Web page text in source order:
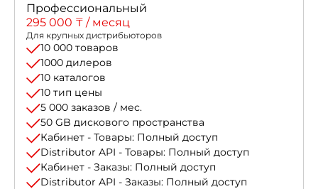
Профессиональный
295 000 ₸ / месяц
Для крупных дистрибьюторов
10 000 товаров
1000 дилеров
10 каталогов
10 тип цены
5 000 заказов / мес.
50 GB дискового пространства
Кабинет - Товары: Полный доступ
Distributor API - Товары: Полный доступ
Кабинет - Заказы: Полный доступ
Distributor API - Заказы: Полный доступ